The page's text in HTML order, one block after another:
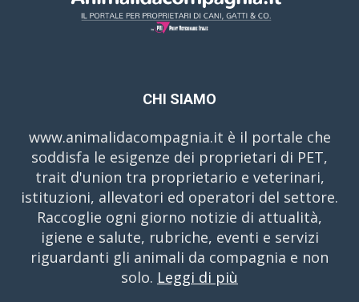
CHI SIAMO
www.animalidacompagnia.it è il portale che
soddisfa le esigenze dei proprietari di PET,
trait d'union tra proprietario e veterinari,
istituzioni, allevatori ed operatori del settore.
Raccoglie ogni giorno notizie di attualità,
igiene e salute, rubriche, eventi e servizi
riguardanti gli animali da compagnia e non
solo. Leggi di più